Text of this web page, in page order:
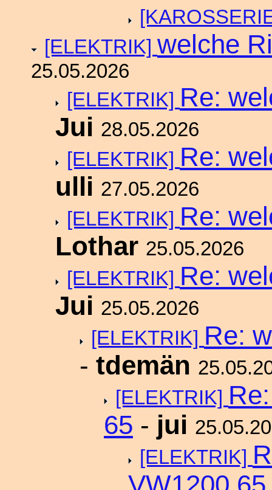
[ELEKTRIK] welche
25.05.2026
[ELEKTRIK] Re:
Jui 28.05.2026
[ELEKTRIK] Re:
ulli 27.05.2026
[ELEKTRIK] Re:
Lothar 25.05.2026
[ELEKTRIK] Re:
Jui 25.05.2026
[ELEKTRIK] Re:
- tdemän
[ELEKTRIK]
65 - jui
[ELEKTRIK]